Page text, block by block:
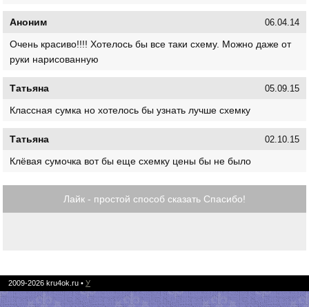
Аноним 06.04.14
Очень красиво!!!! Хотелось бы все таки схему. Можно даже от
руки нарисованную
Татьяна 05.09.15
Классная сумка но хотелось бы узнать лучше схемку
Татьяна 02.10.15
Клёвая сумочка вот бы еще схемку цены бы не было
Лайк - простой способ сказать Спасибо!
2009-2026 kru4ok.ru • У